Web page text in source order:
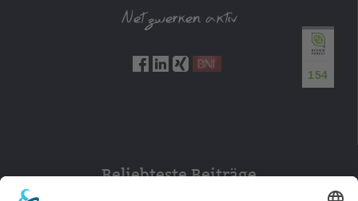
Netzwerken aktiv
Beliebteste Beiträge
154